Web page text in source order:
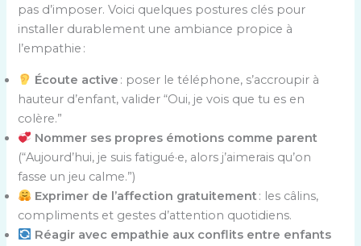
pas d’imposer. Voici quelques postures clés pour
installer durablement une ambiance propice à
l’empathie :
Écoute active : poser le téléphone, s’accroupir à
hauteur d’enfant, valider “Oui, je vois que tu es en
colère.”
Nommer ses propres émotions comme parent
(“Aujourd’hui, je suis fatigué·e, alors j’aimerais qu’on
fasse un jeu calme.”)
Exprimer de l’affection gratuitement: les câlins,
compliments et gestes d’attention quotidiens.
Réagir avec empathie aux conflits entre enfants